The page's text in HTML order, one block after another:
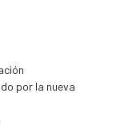
por la nueva